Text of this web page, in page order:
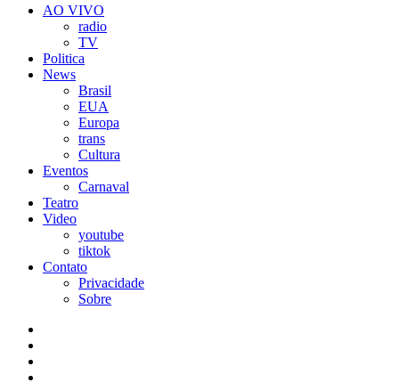
AO VIVO
radio
TV
Politica
News
Brasil
EUA
Europa
trans
Cultura
Eventos
Carnaval
Teatro
Video
youtube
tiktok
Contato
Privacidade
Sobre